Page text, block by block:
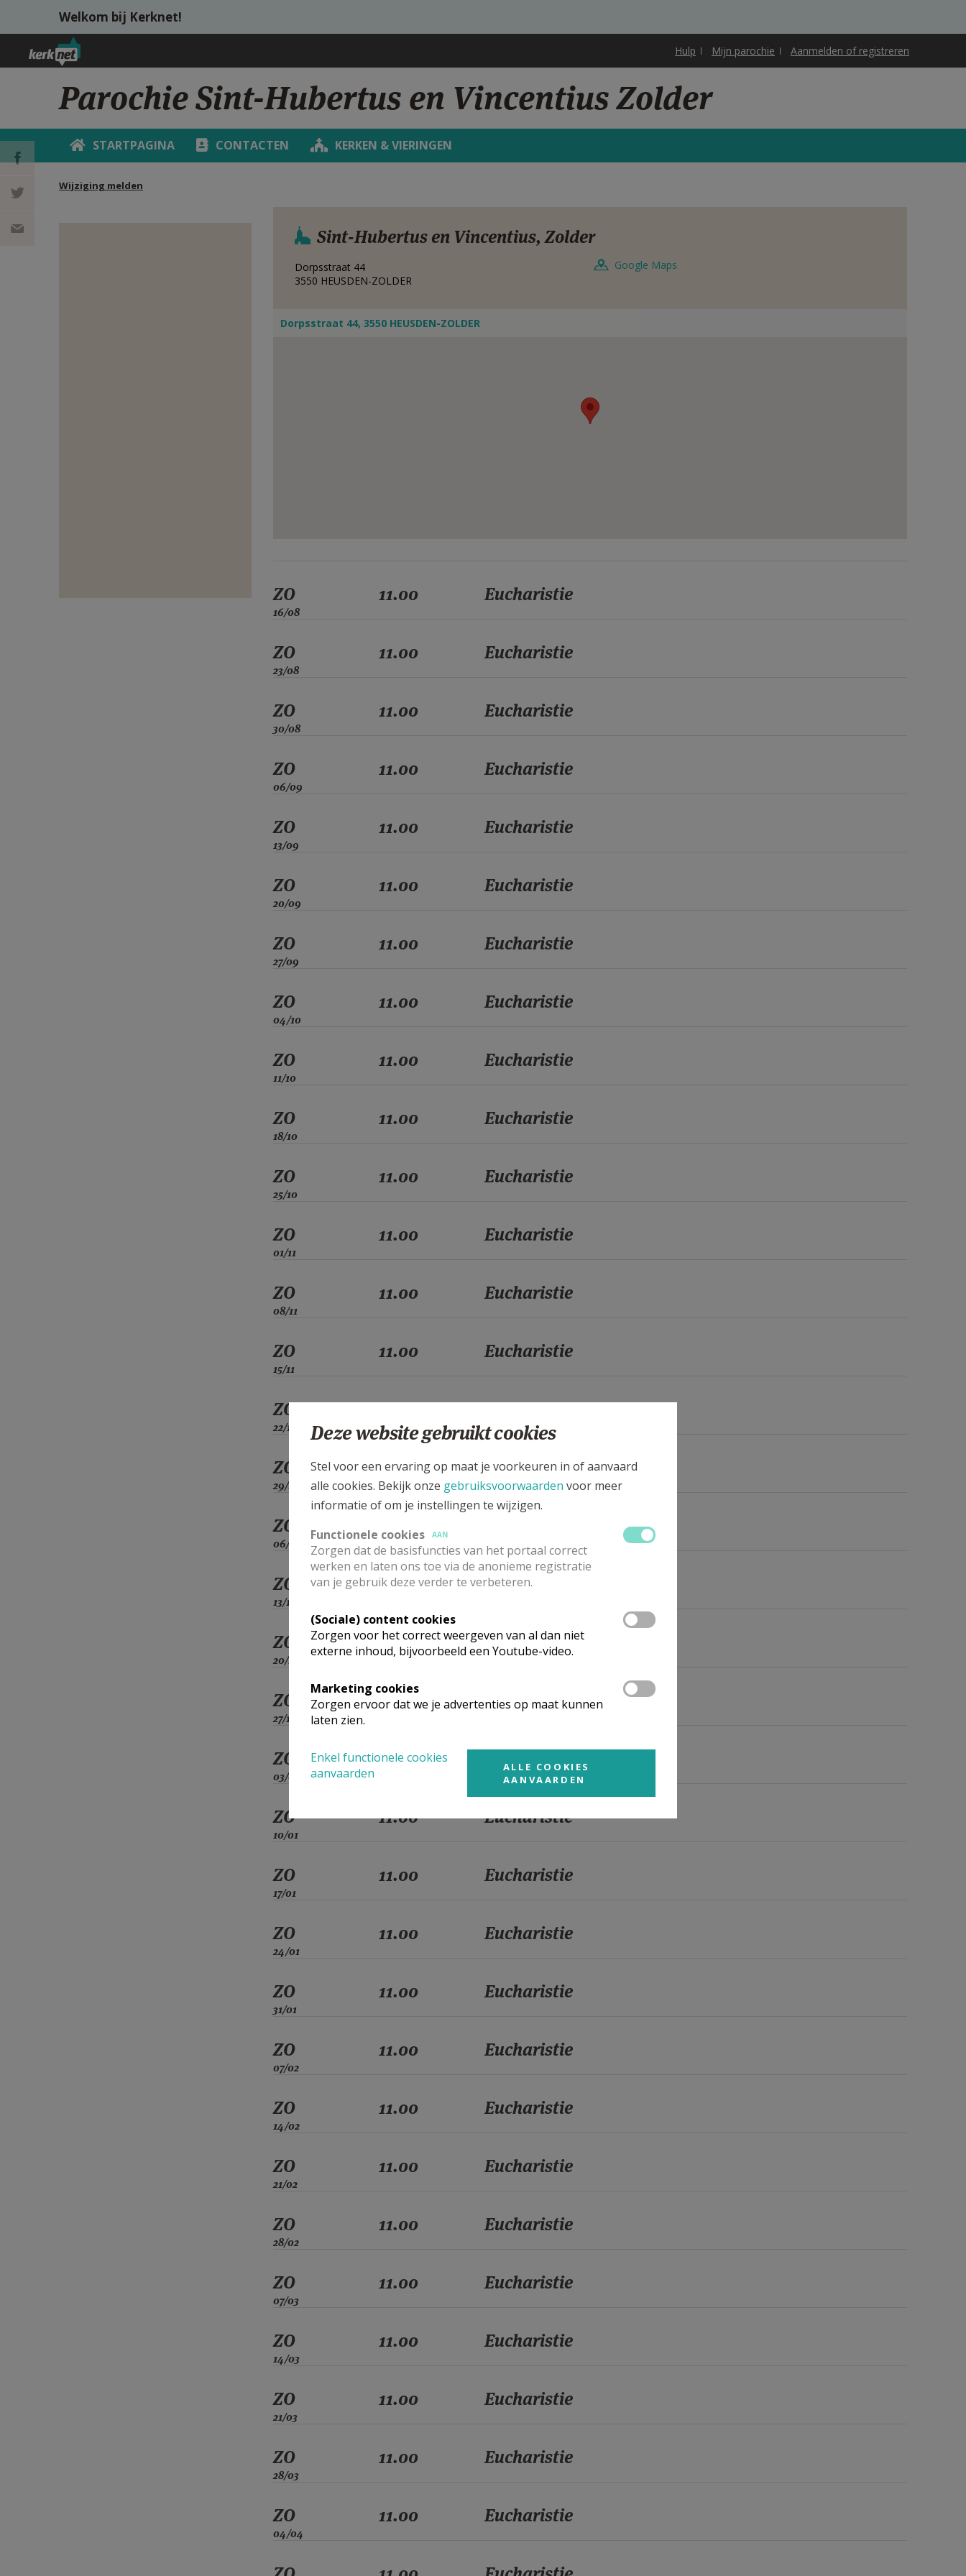
Overslaan en naar de inhoud gaan
Welkom bij Kerknet!
Hulp Mijn parochie Aanmelden of registreren
Parochie Sint-Hubertus en Vincentius Zolder
STARTPAGINA CONTACTEN KERKEN & VIERINGEN
Wijziging melden
DEEL OP
FACEBOOK
DEEL OP Sint-Hubertus en Vincentius, Zolder
Dorpsstraat 44
3550 HEUSDEN-ZOLDER
Google Maps
Dorpsstraat 44, 3550 HEUSDEN-ZOLDER
ZO
16/08
11.00 Eucharistie
ZO
23/08
11.00 Eucharistie
ZO
30/08
11.00 Eucharistie
ZO
06/09
11.00 Eucharistie
ZO
13/09
11.00 Eucharistie
ZO
20/09
11.00 Eucharistie
ZO
27/09
11.00 Eucharistie
ZO
04/10
11.00 Eucharistie
ZO
11/10
11.00 Eucharistie
ZO
18/10
11.00 Eucharistie
ZO
25/10
11.00 Eucharistie
ZO
01/11
11.00 Eucharistie
ZO
08/11
11.00 Eucharistie
ZO
15/11
11.00 Eucharistie
ZO
22/11
11.00 Eucharistie
ZO
29/11
11.00 Eucharistie
ZO
06/12
11.00
ZO
13/12
11.00 Eucharistie
ZO
20/12
11.00 Eucharistie
ZO
27/12
11.00 Eucharistie
ZO
03/01
11.00 Eucharistie
ZO
10/01
11.00 Eucharistie
ZO
17/01
11.00 Eucharistie
ZO
24/01
11.00 Eucharistie
ZO
31/01
11.00 Eucharistie
ZO
07/02
11.00 Eucharistie
ZO
14/02
11.00 Eucharistie
ZO
21/02
11.00 Eucharistie
ZO
28/02
11.00 Eucharistie
ZO
07/03
11.00 Eucharistie
ZO
14/03
11.00 Eucharistie
ZO
21/03
11.00 Eucharistie
ZO
28/03
11.00 Eucharistie
ZO
04/04
11.00 Eucharistie
Deze website gebruikt cookies
Stel voor een ervaring op maat je voorkeuren in of aanvaard
alle cookies. Bekijk onze gebruiksvoorwaarden voor meer
informatie of om je instellingen te wijzigen.
Functionele cookies
AAN
Zorgen dat de basisfuncties van het portaal correct
werken en laten ons toe via de anonieme registratie
van je gebruik deze verder te verbeteren.
(Sociale) content cookies
Zorgen voor het correct weergeven van al dan niet
externe inhoud, bijvoorbeeld een Youtube-video.
Marketing cookies
Zorgen ervoor dat we je advertenties op maat kunnen
laten zien.
Enkel functionele cookies
aanvaarden
ALLE COOKIES
AANVAARDEN